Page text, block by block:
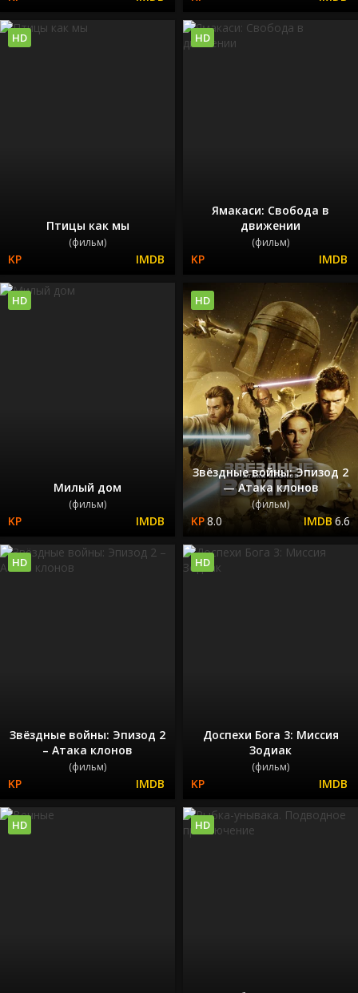
Птицы как мы
(фильм)
HD
Ямакаси: Свобода в
движении
(фильм)
HD
Милый дом
(фильм)
HD
Звёздные войны: Эпизод 2
— Атака клонов
(фильм)
8.0 6.6
HD
Звёздные войны: Эпизод 2
– Атака клонов
(фильм)
HD
Доспехи Бога 3: Миссия
Зодиак
(фильм)
HD
HD HD